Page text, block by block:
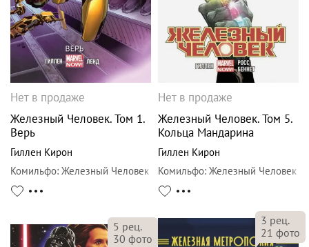
Нет в продаже
Железный Человек. Том 1.
Верь
Гиллен Кирон
Комильфо: Железный Человек
Нет в продаже
Железный Человек. Том 5.
Кольца Мандарина
Гиллен Кирон
Комильфо: Железный Человек
5 рец.
30 фото
3 рец.
21 фото